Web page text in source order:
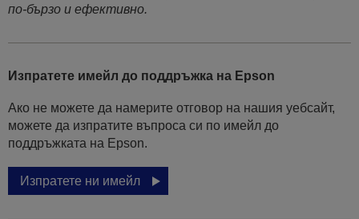
по-бързо и ефективно.
Изпратете имейл до поддръжка на Epson
Ако не можете да намерите отговор на нашия уебсайт,
можете да изпратите въпроса си по имейл до
поддръжката на Epson.
Изпратете ни имейл